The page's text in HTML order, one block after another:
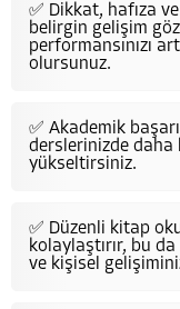
✅ Dikkat, hafıza
belirgin gelişim
performansınızı
olursunuz.
✅ Akademik
derslerinizde daha
yükseltirsiniz.
✅ Düzenli kitap
kolaylaştırır, bu
ve kişisel